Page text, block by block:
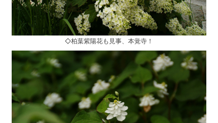
◇柏葉紫陽花も見事、本覚寺！